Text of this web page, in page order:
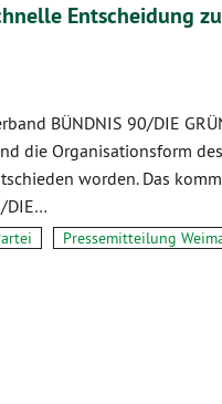
Entscheidung
BÜNDNIS 90/DIE
die Organisationsform
worden. Das
DIE…
Pressemitteilung